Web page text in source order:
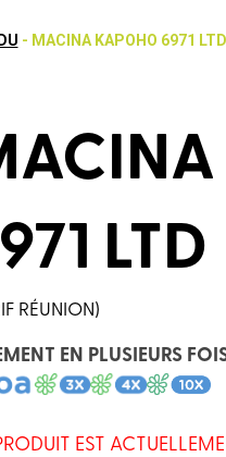
- MACINA KAPOHO 6971 LTD
LTD
RÉUNION)
EN PLUSIEURS
EST